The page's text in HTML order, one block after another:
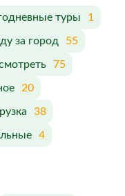
туры 1
за город 55
75
20
38
4